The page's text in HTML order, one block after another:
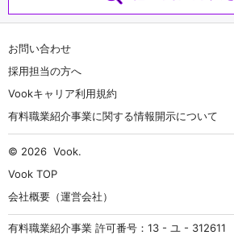
お問い合わせ
採用担当の方へ
Vookキャリア利用規約
有料職業紹介事業に関する情報開示について
© 2026 Vook.
Vook TOP
会社概要（運営会社）
有料職業紹介事業 許可番号：13 - ユ - 312611